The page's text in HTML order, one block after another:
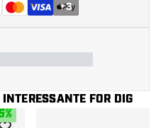
+3
FOR DIG
%